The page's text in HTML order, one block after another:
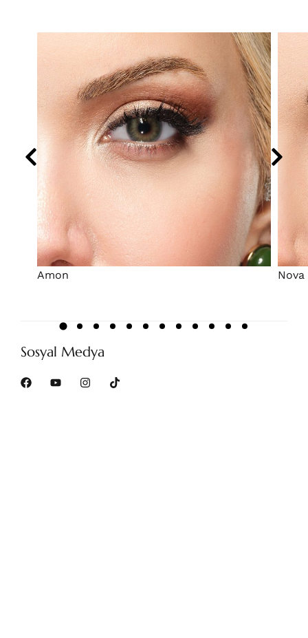
Amon Nova
Sosyal Medya